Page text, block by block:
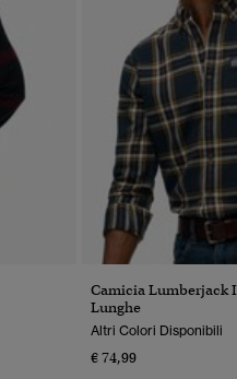
Camicia Lumberjack
Lunghe
Altri Colori Disponibili
€ 74,99